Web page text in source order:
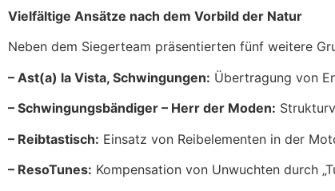
Vielfältige Ansätze nach dem Vorbild der Natur
Neben dem Siegerteam präsentierten fünf weitere
– Ast(a) la Vista, Schwingungen: Übertragung von
– Schwingungsbändiger – Herr der Moden:
– Reibtastisch: Einsatz von Reibelementen in der
– ResoTunes: Kompensation von Unwuchten durch